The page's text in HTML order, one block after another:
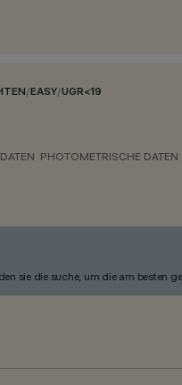
/EASY/UGR<19
PHOTOMETRISCHE DATEN
sie die suche, um die am besten